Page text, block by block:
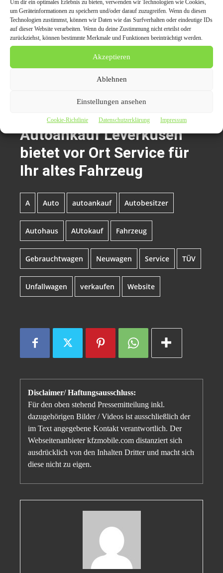
Um dir ein optimales Erlebnis zu bieten, verwenden wir Technologien wie Cookies,
um Geräteinformationen zu speichern und/oder darauf zuzugreifen. Wenn du diesen
Technologien zustimmst, können wir Daten wie das Surfverhalten oder eindeutige IDs
auf dieser Website verarbeiten. Wenn du deine Zustimmung nicht erteilst oder
zurückziehst, können bestimmte Merkmale und Funktionen beeinträchtigt werden.
Akzeptieren
Ablehnen
Einstellungen ansehen
Cookie-Richtlinie Datenschutzerklärung Impressum
Der BeitragAutoankauf Leverkusen bietet vor Ort
Service für Ihr altes Fahrzeugerschien zuerst auf
Portale | Auto-PR | PR Marketing für die
Autoankauf Leverkusen
bietet vor Ort Service für
Ihr altes Fahrzeug
A Auto autoankauf Autobesitzer
Autohaus AUtokauf Fahrzeug
Gebrauchtwagen Neuwagen Service TÜV
Unfallwagen verkaufen Website
Disclaimer/ Haftungsausschluss:
Für den oben stehend Pressemitteilung inkl.
dazugehörigen Bilder / Videos ist ausschließlich der
im Text angegebene Kontakt verantwortlich. Der
Webseitenanbieter kfzmobile.com distanziert sich
ausdrücklich von den Inhalten Dritter und macht sich
diese nicht zu eigen.